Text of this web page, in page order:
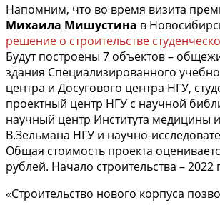
Напомним, что во время визита
Михаила Мишустина в
решение о строительстве
Будут построены 7 объектов –
здания Специализированного
центра и Досугового центра НГУ,
проектный центр НГУ с научной
научный центр Института медицины
В.Зельмана НГУ и научно-
Общая стоимость проекта
рублей. Начало строительства – 2022
«Строительство нового корпуса